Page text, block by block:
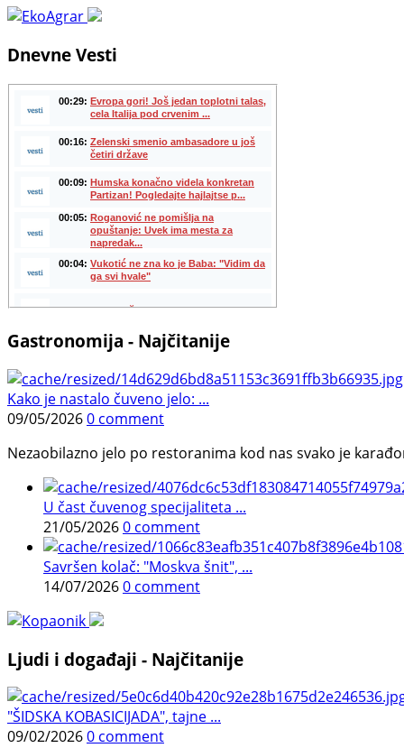
Dnevne Vesti
Gastronomija - Najčitanije
Kako je nastalo čuveno jelo: ...
09/05/20260 comment
Nezaobilazno jelo po restoranima kod nas svako je
U čast čuvenog specijaliteta ...
21/05/20260 comment
Savršen kolač: "Moskva šnit", ...
14/07/20260 comment
Ljudi i događaji - Najčitanije
"ŠIDSKA KOBASICIJADA", tajne ...
09/02/20260 comment